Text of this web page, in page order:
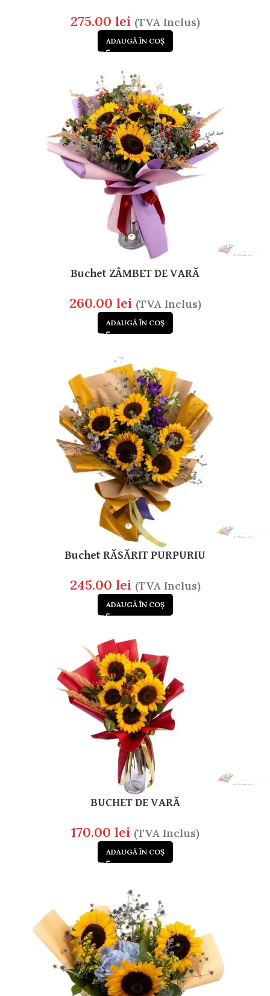
275.00 lei (TVA Inclus)
ADAUGĂ ÎN COȘ
Buchet ZÂMBET DE VARĂ
260.00 lei (TVA Inclus)
ADAUGĂ ÎN COȘ
Buchet RĂSĂRIT PURPURIU
245.00 lei (TVA Inclus)
ADAUGĂ ÎN COȘ
BUCHET DE VARĂ
170.00 lei (TVA Inclus)
ADAUGĂ ÎN COȘ